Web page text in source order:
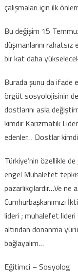
çalışmaları için ilk
Bu değişim 15
düşmanlarını
bir kat daha
Burada şunu da ifade
örgüt sosyolojisinin
dostlarını asla
kimdir Karizmatik
edenler… Dostlar
Türkiye’nin özellikle de
engel Muhalefet
pazarlıkçılardır…Ve
Cumhurbaşkanımızı
lideri ; muhalefet
altından donanma
bağlayalım…
Eğitimci – Sosyolog